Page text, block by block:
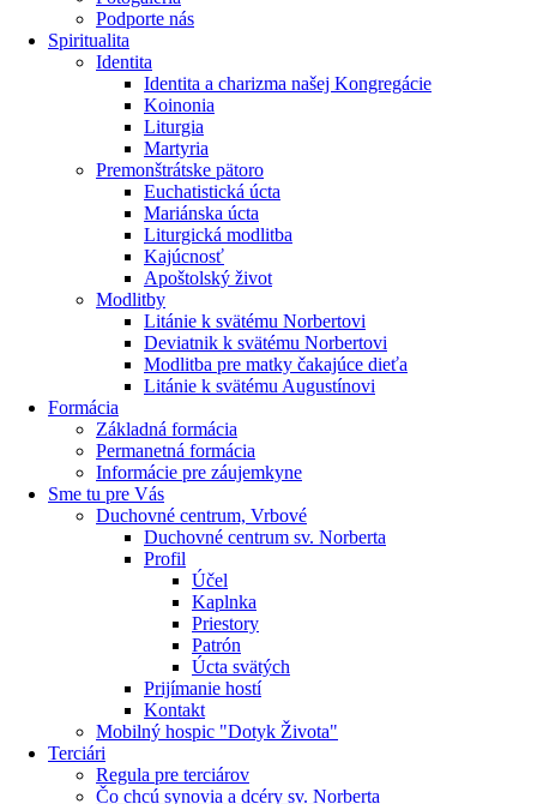
Podporte nás
Spiritualita
Identita
Identita a charizma našej Kongregácie
Koinonia
Liturgia
Martyria
Premonštrátske pätoro
Euchatistická úcta
Mariánska úcta
Liturgická modlitba
Kajúcnosť
Apoštolský život
Modlitby
Litánie k svätému Norbertovi
Deviatnik k svätému Norbertovi
Modlitba pre matky čakajúce dieťa
Litánie k svätému Augustínovi
Formácia
Základná formácia
Permanetná formácia
Informácie pre záujemkyne
Sme tu pre Vás
Duchovné centrum, Vrbové
Duchovné centrum sv. Norberta
Profil
Účel
Kaplnka
Priestory
Patrón
Úcta svätých
Prijímanie hostí
Kontakt
Mobilný hospic "Dotyk Života"
Terciári
Regula pre terciárov
Čo chcú synovia a dcéry sv. Norberta